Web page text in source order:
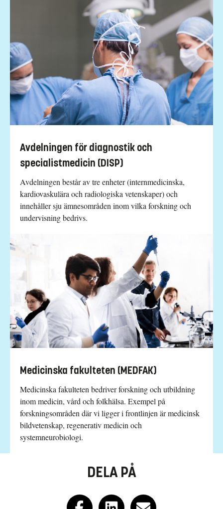
Avdelningen för diagnostik och
specialistmedicin (DISP)
Avdelningen består av tre enheter (internmedicinska,
kardiovaskulära och radiologiska vetenskaper) och
innehåller sju ämnesområden inom vilka forskning och
undervisning bedrivs.
Medicinska fakulteten (MEDFAK)
Medicinska fakulteten bedriver forsk­ning och utbildning
inom medicin, vård och folkhälsa. Exempel på
forskningsområden där vi ligger i frontlinjen är medicinsk
bild­vetenskap, regenerativ medicin och
systemneurobiologi.
DELA PÅ